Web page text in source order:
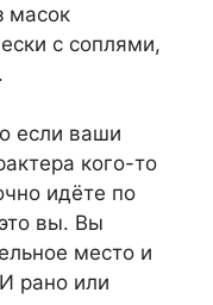
масок
с соплями,
если ваши
кого-то
идёте по
вы. Вы
место и
рано или